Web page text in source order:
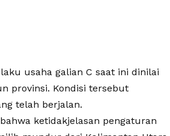
usaha galian C saat ini dinilai
provinsi. Kondisi tersebut
telah berjalan.
ketidakjelasan pengaturan